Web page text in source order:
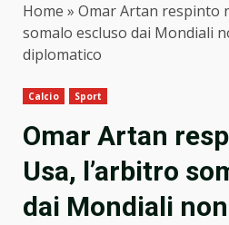
Home » Omar Artan respinto
somalo escluso dai Mondiali
diplomatico
Calcio Sport
Omar Artan
Usa, l’arbitro
dai Mondiali